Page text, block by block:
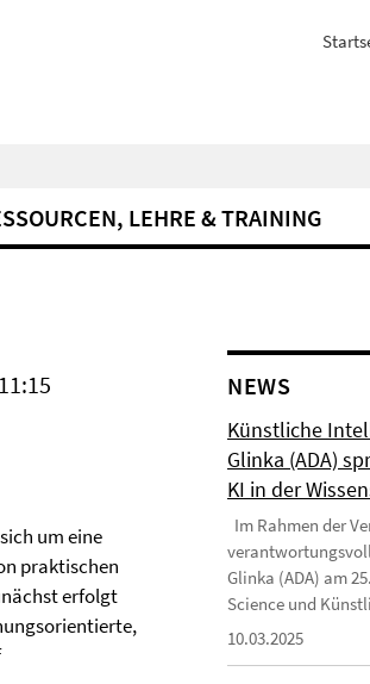
LEHRE & TRAINING
um eine
praktischen
erfolgt
NEWS
Künstliche
Glinka (ADA)
KI in der
Im Rahmen der
Glinka (ADA) am
Science und
10.03.2025